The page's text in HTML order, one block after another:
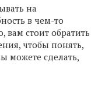
на
в чем-то
стоит обратить
чтобы понять,
можете сделать,